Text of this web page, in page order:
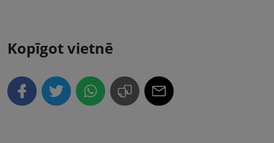
Kopīgot vietnē